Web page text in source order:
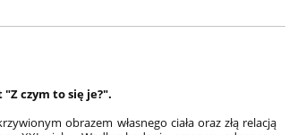
czym to się je?".
obrazem własnego ciała oraz złą relacją